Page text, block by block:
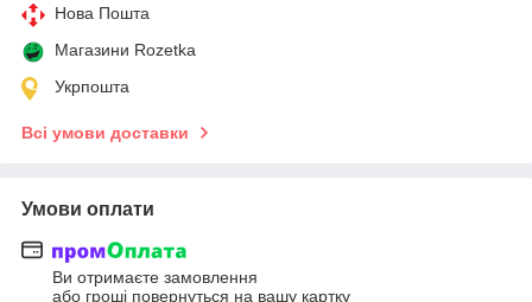
Нова Пошта
Магазини Rozetka
Укрпошта
Всі умови доставки
Умови оплати
Ви отримаєте замовлення
або гроші повернуться на вашу картку